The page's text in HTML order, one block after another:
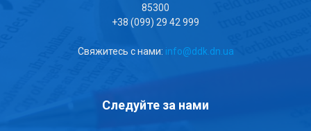
85300
+38 (099) 29 42 999
Свяжитесь с нами: info@ddk.dn.ua
Следуйте за нами